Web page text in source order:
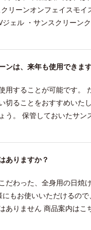
リーンオンフェイスモ
ェル ・サンスクリーン
ンは、来年も使用できま
用することが可能です。
切ることをおすすめい
う。 保管しておいたサ
ありますか？
だわった、全身用の日
もお使いいただけるの
ありません 商品案内は